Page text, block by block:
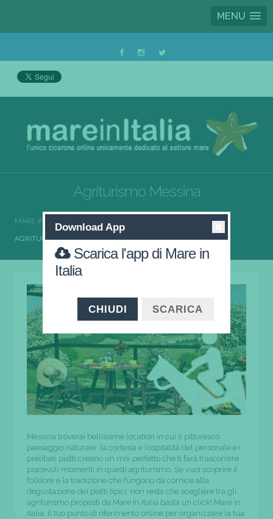
MENU
Agriturismo Messina
MARE IN ITALIA AGRITURISMO SICILIA
AGRITURISMO MESSINA
Messina troverai bellissime location in cui il pittoresco
paesaggio naturale ,la cortesia e l’ospitalità del personale e i
prelibati piatti creano un mix perfetto che ti farà trascorrere
piacevoli momenti in questi agriturismo. Se vuoi scoprire il
folklore e la tradizione che fungono da cornice alla
degustazione dei piatti tipici, non resta che scegliere tra gli
agriturismo proposti da Mare In Italia basta un click! Mare in
italia, il tuo punto di riferimento online per organizzare la tua
Download App
Scarica l'app di Mare in
Italia
CHIUDI SCARICA